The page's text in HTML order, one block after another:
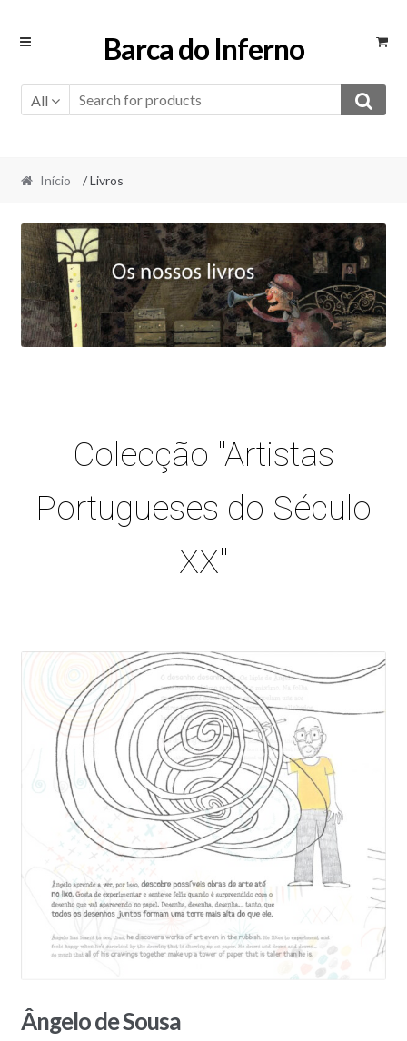
Skip
Skip
Barca do Inferno
All
Início / Livros
Colecção "Artistas
Portugueses do Século
XX"
Ângelo de Sousa